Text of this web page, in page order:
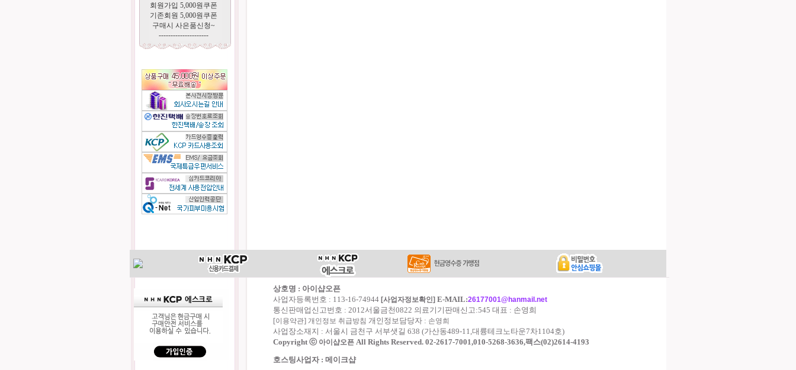
회원가입 5,000원쿠폰
기존회원 5,000원쿠폰
구매시 사은품신청~
---------------------
상호명 : 아이샵오픈
사업자등록번호 : 113-16-74944 [사업자정보확인] E-MAIL:26177001@hanmail.net
통신판매업신고번호 : 2012서울금천0822 의료기기판매신고:545 대표 : 손영희
[이용약관] 개인정보 취급방침 개인정보담당자 : 손영희
사업장소재지 : 서울시 금천구 서부샛길 638 (가산동489-11,대륭테크노타운7차1104호)
Copyright ⓒ 아이샵오픈 All Rights Reserved. 02-2617-7001,010-5268-3636,팩스(02)2614-4193
호스팅사업자 : 메이크샵